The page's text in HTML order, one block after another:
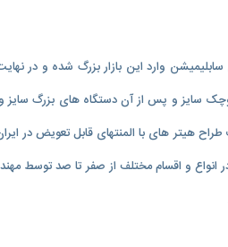
وارد این بازار بزرگ شده و در
سایز و پس از آن دستگاه های بزرگ سایز
هیتر های با المنتهای قابل تعویض در
انواع و اقسام مختلف از صفر تا صد توسط